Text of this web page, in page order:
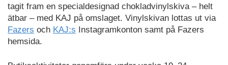
tagit fram en specialdesignad chokladvinylskiva – helt
ätbar – med KAJ på omslaget. Vinylskivan lottas ut via
Fazers och KAJ:s Instagramkonton samt på Fazers
hemsida.